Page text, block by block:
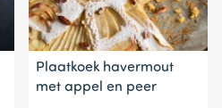
Plaatkoek havermout
met appel en peer